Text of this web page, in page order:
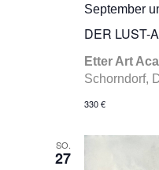
DER LUST-
September
Etter Art
Schorndorf,
330 €
SO.
27